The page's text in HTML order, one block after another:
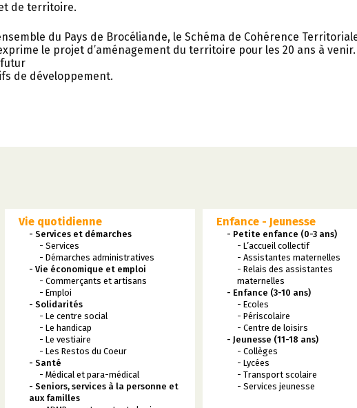
de territoire.
du Pays de Brocéliande, le Schéma de Cohérence
le projet d’aménagement du territoire pour les 20 ans à
de développement.
Vie quotidienne
- Services et démarches
- Services
- Démarches administratives
- Vie économique et emploi
- Commerçants et artisans
- Emploi
- Solidarités
- Le centre social
- Le handicap
- Le vestiaire
- Les Restos du Coeur
- Santé
- Médical et para-médical
- Seniors, services à la personne et
aux familles
Enfance - Jeunesse
- Petite enfance (0-3 ans)
- L’accueil collectif
- Assistantes maternelles
- Relais des assistantes
maternelles
- Enfance (3-10 ans)
- Ecoles
- Périscolaire
- Centre de loisirs
- Jeunesse (11-18 ans)
- Collèges
- Lycées
- Transport scolaire
- Services jeunesse